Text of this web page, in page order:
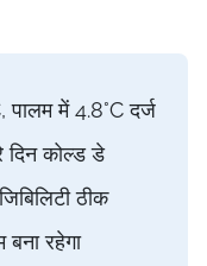
में 4.8°C दर्ज
दिन कोल्ड डे
ठीक
रहेगा